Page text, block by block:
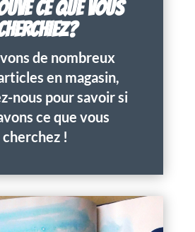
CE QUE VOUS
de nombreux
en magasin,
nous pour savoir si
ce que vous
cherchez !